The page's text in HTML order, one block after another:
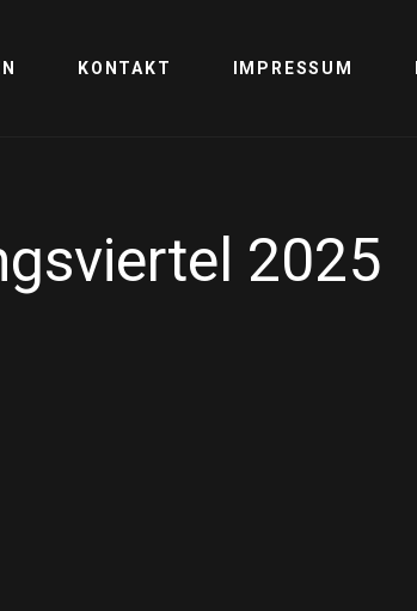
KONTAKT IMPRESSUM
2025